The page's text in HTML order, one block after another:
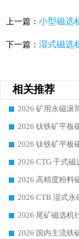
上一篇： 小型磁选
下一篇： 湿式磁选
相关推荐